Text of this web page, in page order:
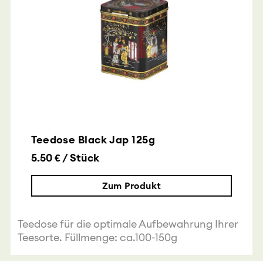
Teedose Black Jap 125g
5.50 € / Stück
Zum Produkt
Teedose für die optimale Aufbewahrung Ihrer
Teesorte. Füllmenge: ca.100-150g